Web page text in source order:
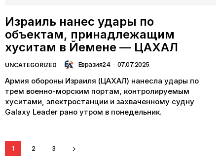
Израиль нанес удары по
объектам, принадлежащим
хуситам в Йемене — ЦАХАЛ
UNCATEGORIZED Евразия24 - 07.07.2025
Армия обороны Израиля (ЦАХАЛ) нанесла удары по
трем военно-морским портам, контролируемым
хуситами, электростанции и захваченному судну
Galaxy Leader рано утром в понедельник.
1 2 3